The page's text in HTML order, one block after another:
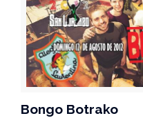
Bongo Botrako